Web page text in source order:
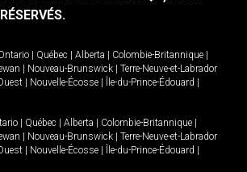
Québec Alberta Colombie-Britannique
Nouveau-Brunswick
Terre-Neuve-et-Labrador
Nouvelle-Écosse Île-du-Prince-Édouard
Québec Alberta Colombie-Britannique
Nouveau-Brunswick
Terre-Neuve-et-Labrador
Nouvelle-Écosse Île-du-Prince-Édouard